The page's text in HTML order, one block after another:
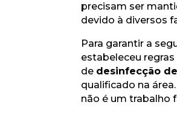
precisam ser
devido à diversos
Para garantir a
estabeleceu
de desinfecção
qualificado na
não é um trabalho